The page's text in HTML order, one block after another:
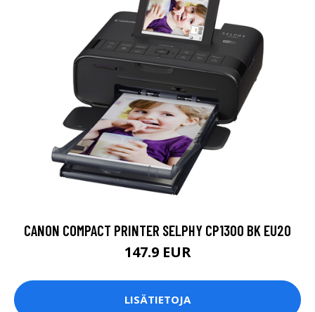
CANON COMPACT PRINTER SELPHY CP1300 BK EU20
147.9 EUR
LISÄTIETOJA